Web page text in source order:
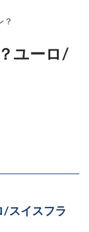
？
ユーロ/
/スイスフラ